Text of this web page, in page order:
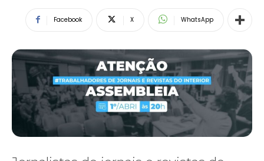
Facebook X WhatsApp